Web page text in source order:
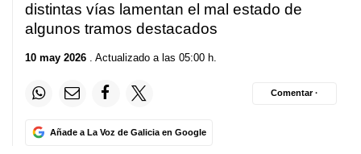
distintas vías lamentan el mal estado de
algunos tramos destacados
10 may 2026 . Actualizado a las 05:00 h.
Añade a La Voz de Galicia en Google
Comentar ·